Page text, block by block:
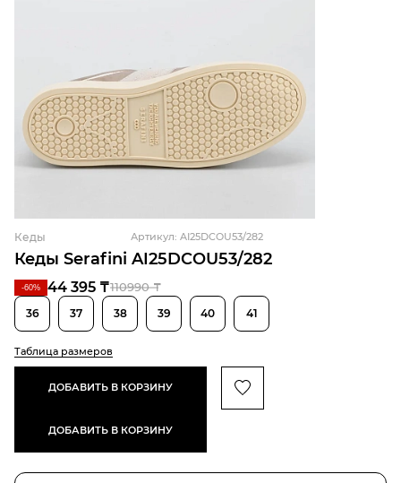
Кеды Serafini AI25DCOU53/282
Кеды Артикул: AI25DCOU53/282
110990 ₸
44 395 ₸
-60%
36 37 38 39 40 41
Таблица размеров
ДОБАВИТЬ В КОРЗИНУ
ДОБАВИТЬ В КОРЗИНУ